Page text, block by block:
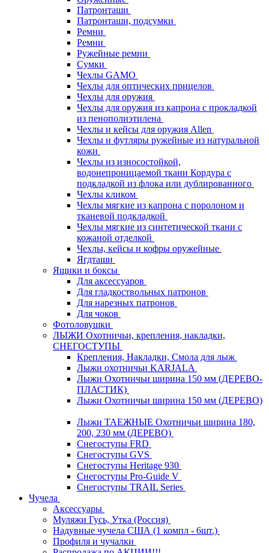
Патронташи
Патронташи, подсумки
Ремни
Ремни
Ружейные ремни
Сумки
Чехлы GAMO
Чехлы для оптических прицелов
Чехлы для оружия
Чехлы для оружия из капрона с прокладкой
из пенополиэтилена
Чехлы и кейсы для оружия Allen
Чехлы и футляры ружейные из натуральной
кожи
Чехлы из износостойкой,
водонепроницаемой ткани Кордура с
подкладкой из флока или дублированного
Чехлы кликом
Чехлы мягкие из капрона с поролоном и
тканевой подкладкой
Чехлы мягкие из синтетической ткани с
кожаной отделкой
Чехлы, кейсы и кофры оружейные
Ягдташи
Ящики и боксы
Для аксессуаров
Для гладкоствольных патронов
Для нарезных патронов
Для чоков
Фотоловушки
ЛЫЖИ Охотничьи, крепления, накладки,
СНЕГОСТУПЫ
Крепления, Накладки, Смола для лыж
Лыжи охотничьи KARJALA
Лыжи Охотничьи ширина 150 мм (ДЕРЕВО-
ПЛАСТИК)
Лыжи Охотничьи ширина 150 мм (ДЕРЕВО)
Лыжи ТАЕЖНЫЕ Охотничьи ширина 180,
200, 230 мм (ДЕРЕВО)
Снегоступы FRD
Снегоступы GVS
Снегоступы Heritage 930
Снегоступы Pro-Guide V
Снегоступы TRAIL Series
Чучела
Аксессуары
Муляжи Гусь, Утка (Россия)
Надувные чучела США (1 компл - 6шт.)
Профиля и чучалки